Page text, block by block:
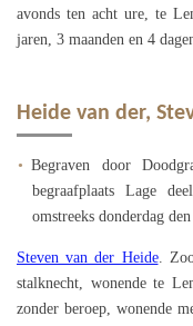
avonds ten acht ure, te
jaren, 3 maanden en 4
Heide van der,
Begraven door
begraafplaats Lage
omstreeks donderdag
Steven van der Heide.
stalknecht, wonende te
zonder beroep, wonende